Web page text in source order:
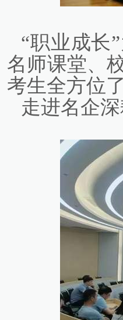
“职业成长
名师课堂、
考生全方位
走进名企